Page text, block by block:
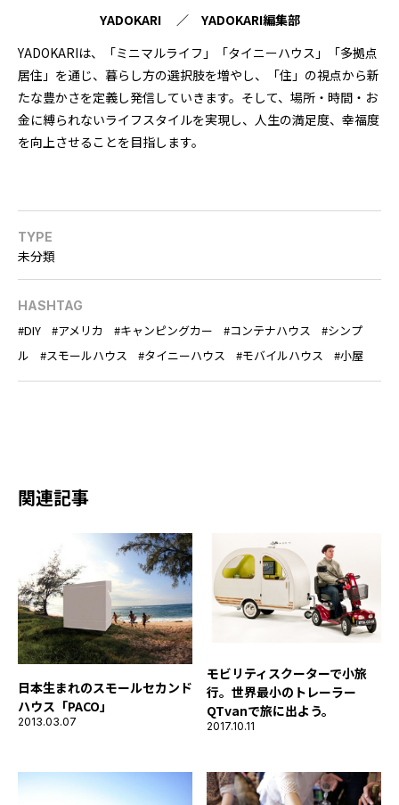
YADOKARI ／ YADOKARI編集部
YADOKARIは、「ミニマルライフ」「タイニーハウス」「多拠点
居住」を通じ、暮らし方の選択肢を増やし、「住」の視点から新
たな豊かさを定義し発信していきます。そして、場所・時間・お
金に縛られないライフスタイルを実現し、人生の満足度、幸福度
を向上させることを目指します。
TYPE
未分類
HASHTAG
DIY アメリカ キャンピングカー コンテナハウス
シンプ
ル
スモールハウス タイニーハウス モバイルハウス 小屋
関連記事
日本生まれのスモールセカンド
ハウス「PACO」
2013.03.07
モビリティスクーターで小旅
行。世界最小のトレーラー
QTvanで旅に出よう。
2017.10.11